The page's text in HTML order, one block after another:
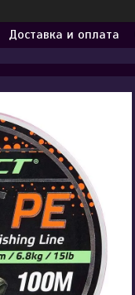
Доставка и оплата